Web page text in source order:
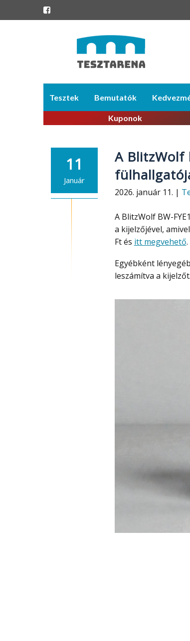
content
Tesztek Bemutatók
Kuponok
11
Január
A BlitzWolf
2026. január 11. |
A BlitzWolf BW-
a kijelzőjével,
Ft és itt megvehető.
Egyébként lényegében ugyanolyan, mint az összes vezetéknélküli fülhallgató,
leszámítva a kijelzőt.